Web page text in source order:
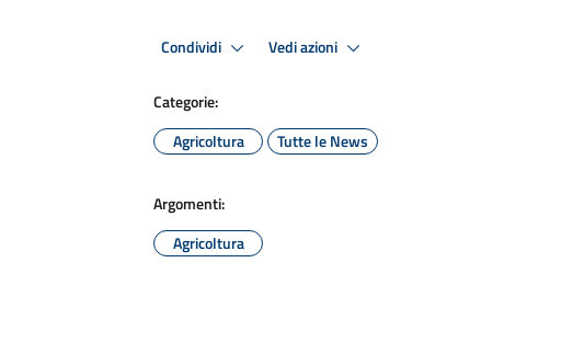
Condividi Vedi azioni
Categorie:
Agricoltura
Tutte le News
Argomenti:
Agricoltura